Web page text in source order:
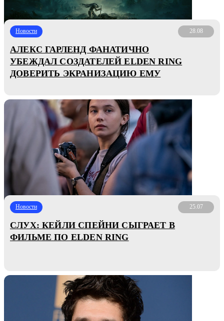
Новости 28.08
АЛЕКС ГАРЛЕНД ФАНАТИЧНО
УБЕЖДАЛ СОЗДАТЕЛЕЙ ELDEN RING
ДОВЕРИТЬ ЭКРАНИЗАЦИЮ ЕМУ
Новости 25.07
СЛУХ: КЕЙЛИ СПЕЙНИ СЫГРАЕТ В
ФИЛЬМЕ ПО ELDEN RING